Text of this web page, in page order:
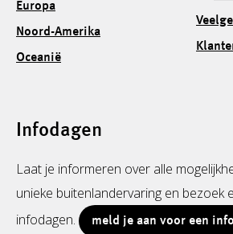
Europa
Noord-Amerika
Oceanië
Infodagen
Laat je informeren over alle
unieke buitenlandervaring en bezoek
infodagen.
meld je aan voor een